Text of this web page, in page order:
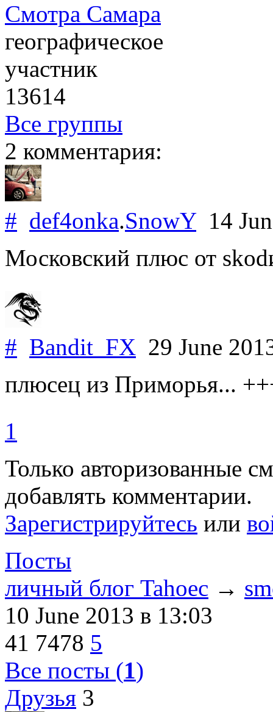
Смотра Самара
географическое
участник
13614
Все группы
2 комментария:
# def4onka.SnowY14
Московский плюс от
# Bandit_FX 29 June
плюсец из Приморья...
1
Только авторизованные
добавлять комментарии.
Зарегистрируйтесь или
Посты
личный блог Tahoec →
10 June 2013 в 13:03
41 7478 5
Все посты (1)
Друзья 3